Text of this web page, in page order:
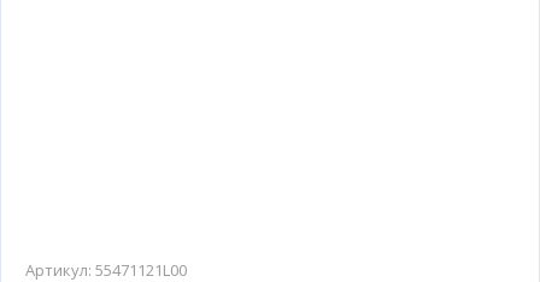
Артикул: 55471121L00